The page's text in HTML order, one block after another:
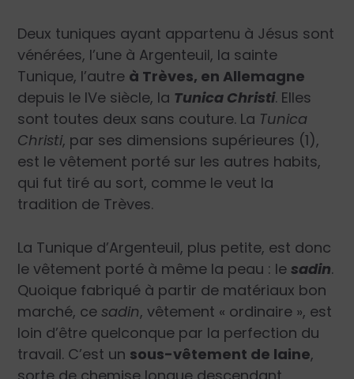
Deux tuniques ayant appartenu à Jésus sont
vénérées, l’une à Argenteuil, la sainte
Tunique, l’autre à Trèves, en Allemagne
depuis le IVe siècle, la Tunica Christi. Elles
sont toutes deux sans couture. La Tunica
Christi, par ses dimensions supérieures (1),
est le vêtement porté sur les autres habits,
qui fut tiré au sort, comme le veut la
tradition de Trèves.
La Tunique d’Argenteuil, plus petite, est donc
le vêtement porté à même la peau : lesadin.
Quoique fabriqué à partir de matériaux bon
marché, cesadin, vêtement « ordinaire », est
loin d’être quelconque par la perfection du
travail. C’est un sous-vêtement de laine,